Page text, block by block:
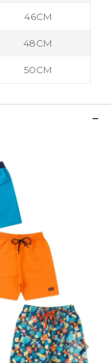
46CM
48CM
50CM
3 4 6